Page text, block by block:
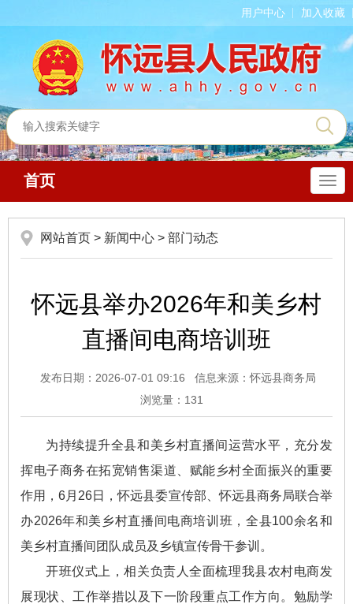
用户中心 加入收藏
导
航
首页
网站首页 > 新闻中心 > 部门动态
怀远县举办2026年和美乡村
直播间电商培训班
发布日期：2026-07-01 09:16
信息来源：怀远县商务局
浏览量： 131
为持续提升全县和美乡村直播间运营水平，充分发
挥电子商务在拓宽销售渠道、赋能乡村全面振兴的重要
作用，6月26日，怀远县委宣传部、怀远县商务局联合举
办2026年和美乡村直播间电商培训班，全县100余名和
美乡村直播间团队成员及乡镇宣传骨干参训。
开班仪式上，相关负责人全面梳理我县农村电商发
展现状、工作举措以及下一阶段重点工作方向。勉励学